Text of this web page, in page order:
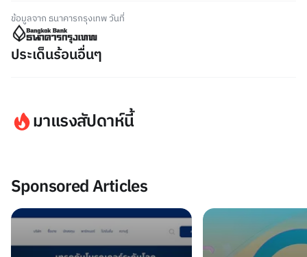
ข้อมูลจาก ธนาคารกรุงเทพ วันที่
ประเด็นร้อนอื่นๆ
มาแรงสัปดาห์นี้
Sponsored Articles